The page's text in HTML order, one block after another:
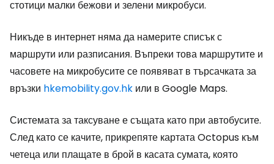
стотици малки бежови и зелени микробуси.
Никъде в интернет няма да намерите списък с
маршрути или разписания. Въпреки това маршрутите и
часовете на микробусите се появяват в търсачката за
връзки hkemobility.gov.hk или в Google Maps.
Системата за таксуване е същата като при автобусите.
След като се качите, прикрепяте картата Octopus към
четеца или плащате в брой в касата сумата, която